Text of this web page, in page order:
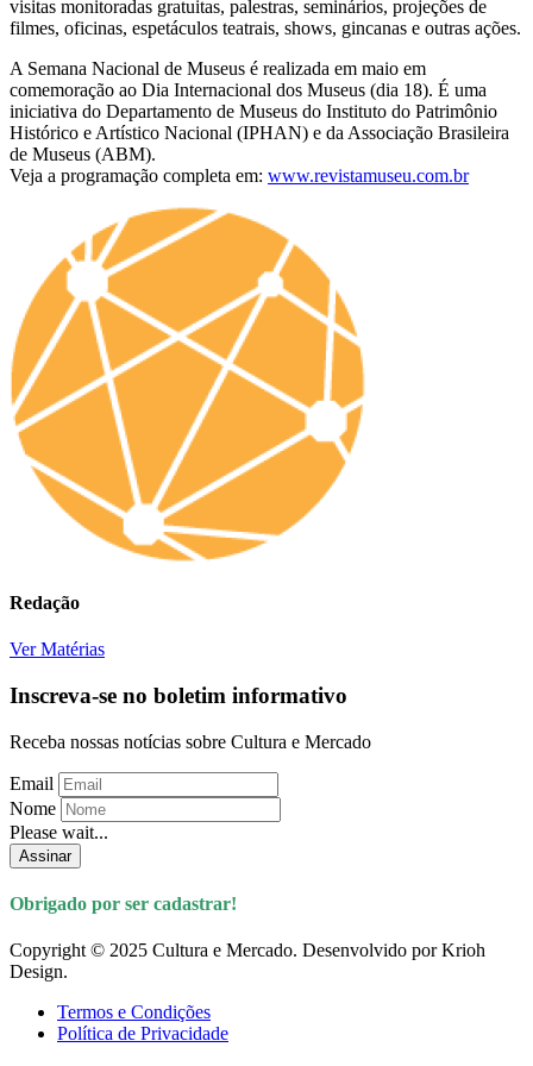
visitas monitoradas gratuitas, palestras, seminários, projeções de
filmes, oficinas, espetáculos teatrais, shows, gincanas e outras ações.
A Semana Nacional de Museus é realizada em maio em
comemoração ao Dia Internacional dos Museus (dia 18). É uma
iniciativa do Departamento de Museus do Instituto do Patrimônio
Histórico e Artístico Nacional (IPHAN) e da Associação Brasileira
de Museus (ABM).
Veja a programação completa em: www.revistamuseu.com.br
Redação
Ver Matérias
Inscreva-se no boletim informativo
Receba nossas notícias sobre Cultura e Mercado
Email
Nome
Please wait...
Assinar
Obrigado por ser cadastrar!
Copyright © 2025 Cultura e Mercado. Desenvolvido por Krioh
Design.
Termos e Condições
Política de Privacidade